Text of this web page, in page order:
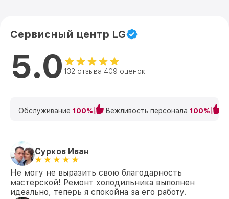
Сервисный центр LG
5.0 132 отзыва 409 оценок
Обслуживание 100% Вежливость персонала 100%
Сурков Иван
Не могу не выразить свою благодарность
мастерской! Ремонт холодильника выполнен
идеально, теперь я спокойна за его работу.